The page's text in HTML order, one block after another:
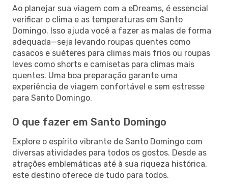
Ao planejar sua viagem com a eDreams, é essencial
verificar o clima e as temperaturas em Santo
Domingo. Isso ajuda você a fazer as malas de forma
adequada—seja levando roupas quentes como
casacos e suéteres para climas mais frios ou roupas
leves como shorts e camisetas para climas mais
quentes. Uma boa preparação garante uma
experiência de viagem confortável e sem estresse
para Santo Domingo.
O que fazer em Santo Domingo
Explore o espírito vibrante de Santo Domingo com
diversas atividades para todos os gostos. Desde as
atrações emblemáticas até à sua riqueza histórica,
este destino oferece de tudo para todos.